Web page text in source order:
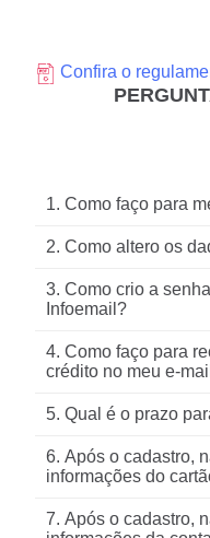
Confira o
3. Como crio a senha para abrir os arquivos do
Infoemail?
4. Como faço para receber o extrato do cartão de
crédito no meu e-
6. Após o cadastro, não recebi o e-mail com as
7. Após o cadastro, não recebi o e-mail com as